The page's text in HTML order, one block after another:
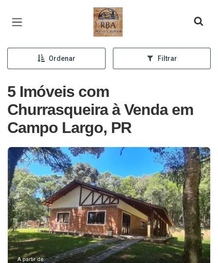
Página inicial
Ordenar Filtrar
5 Imóveis com
Churrasqueira à Venda em
Campo Largo, PR
A partir de: